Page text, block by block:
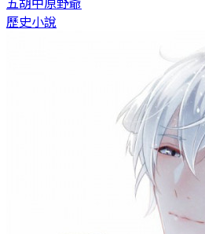
五胡中原野爺
歷史小說